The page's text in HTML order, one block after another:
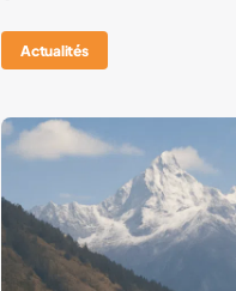
Actualités